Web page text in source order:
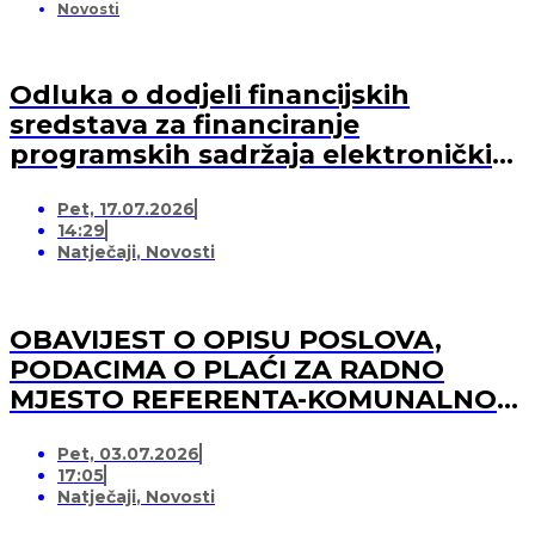
Novosti
Odluka o dodjeli financijskih
sredstava za financiranje
programskih sadržaja elektroničkih
medijskih usluga)
Pet, 17.07.2026
14:29
Natječaji, Novosti
OBAVIJEST O OPISU POSLOVA,
PODACIMA O PLAĆI ZA RADNO
MJESTO REFERENTA-KOMUNALNOG
Pet, 03.07.2026
17:05
Natječaji, Novosti